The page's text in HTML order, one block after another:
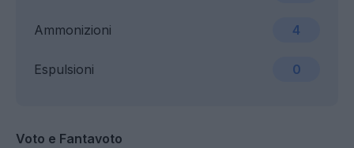
Ammonizioni 4
Espulsioni 0
Voto e Fantavoto